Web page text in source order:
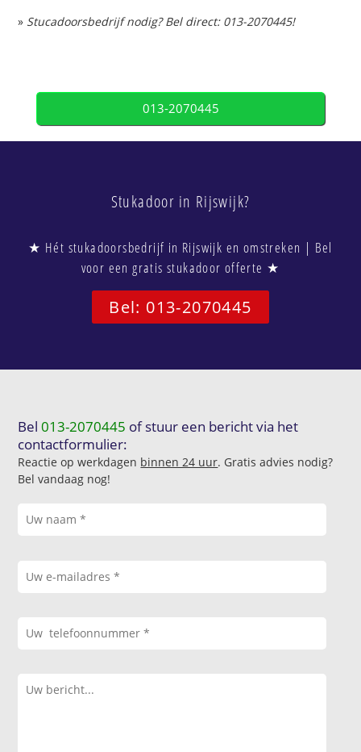
» Stucadoorsbedrijf nodig? Bel direct: 013-2070445!
013-2070445
Stukadoor in Rijswijk?
★ Hét stukadoorsbedrijf in Rijswijk en omstreken | Bel
voor een gratis stukadoor offerte ★
Bel: 013-2070445
Bel013-2070445 of stuur een bericht via het
contactformulier:
Reactie op werkdagen binnen 24 uur. Gratis advies nodig?
Bel vandaag nog!